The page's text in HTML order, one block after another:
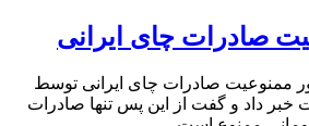
صادرات چای ایرانی
ممنوعیت صادرات چای ایرانی توسط
داد و گفت از این پس تنها صادرات